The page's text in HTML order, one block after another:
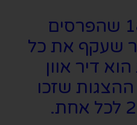
השנה, בשנה ה-18 שהפרסים
שעקף את כל
זכיות הוא דיר אוון
שזכו